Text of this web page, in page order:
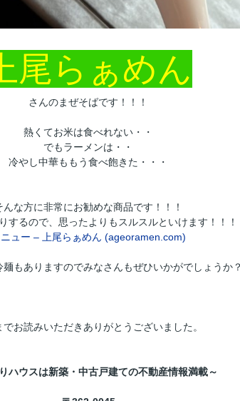
上尾らぁめん
さんのまぜそばです！！！
熱くてお米は食べれない・・
でもラーメンは・・
冷やし中華ももう食べ飽きた・・・
んな方に非常にお勧めな商品です！！！
するので、思ったよりもスルスルといけます！！！
ニュー – 上尾らぁめん (ageoramen.com)
麺もありますのでみなさんもぜひいかがでしょうか？
でお読みいただきありがとうございました。
ハウスは新築・中古戸建ての不動産情報満載～